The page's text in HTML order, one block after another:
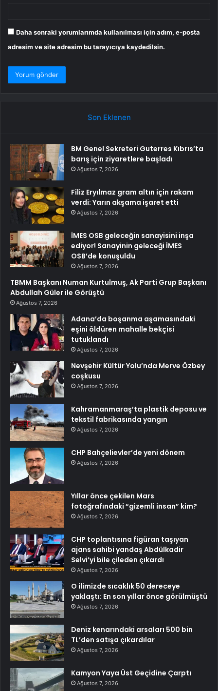
Daha sonraki yorumlarımda kullanılması için adım, e-posta
adresim ve site adresim bu tarayıcıya kaydedilsin.
Son Eklenen
BM Genel Sekreteri Guterres Kıbrıs’ta
barış için ziyaretlere başladı
Ağustos 7, 2026
Filiz Eryılmaz gram altın için rakam
verdi: Yarın akşama işaret etti
Ağustos 7, 2026
İMES OSB geleceğin sanayisini inşa
ediyor! Sanayinin geleceği İMES
OSB’de konuşuldu
Ağustos 7, 2026
TBMM Başkanı Numan Kurtulmuş, Ak Parti Grup Başkanı
Abdullah Güler ile Görüştü
Ağustos 7, 2026
Adana’da boşanma aşamasındaki
eşini öldüren mahalle bekçisi
tutuklandı
Ağustos 7, 2026
Nevşehir Kültür Yolu’nda Merve Özbey
coşkusu
Ağustos 7, 2026
Kahramanmaraş’ta plastik deposu ve
tekstil fabrikasında yangın
Ağustos 7, 2026
CHP Bahçelievler’de yeni dönem
Ağustos 7, 2026
Yıllar önce çekilen Mars
fotoğrafındaki “gizemli insan” kim?
Ağustos 7, 2026
CHP toplantısına figüran taşıyan
ajans sahibi yandaş Abdülkadir
Selvi’yi bile çileden çıkardı
Ağustos 7, 2026
O ilimizde sıcaklık 50 dereceye
yaklaştı: En son yıllar önce görülmüştü
Ağustos 7, 2026
Deniz kenarındaki arsaları 500 bin
TL’den satışa çıkardılar
Ağustos 7, 2026
Kamyon Yaya Üst Geçidine Çarptı
Ağustos 7, 2026